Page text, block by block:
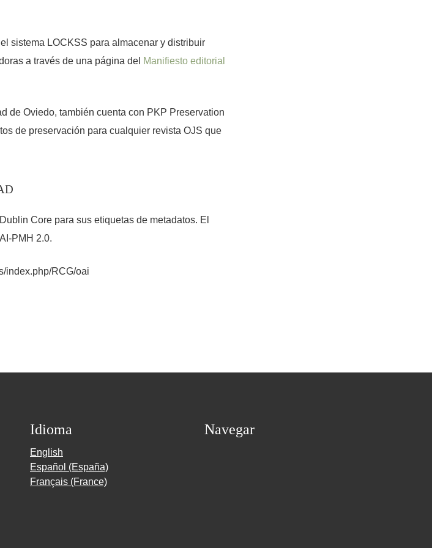
sistema LOCKSS para almacenar y distribuir
a través de una página del Manifiesto editorial
de Oviedo, también cuenta con PKP Preservation
de preservación para cualquier revista OJS que
Core para sus etiquetas de metadatos. El
PMH 2.0.
index.php/RCG/oai
Idioma
English
Español (España)
Français (France)
Navegar